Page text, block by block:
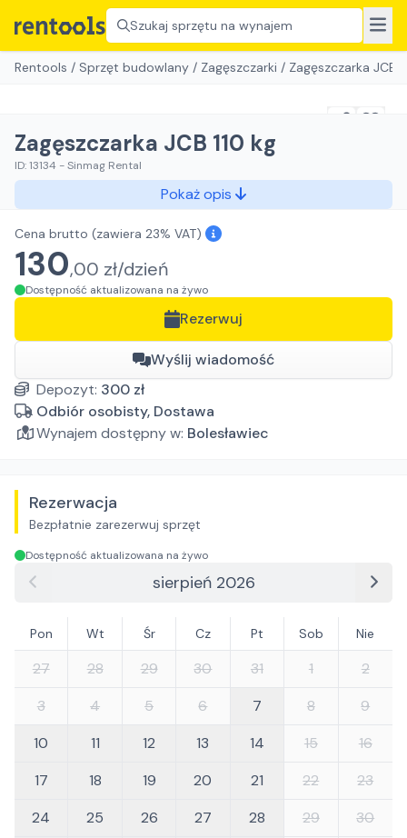
Szukaj sprzętu na wynajem
Rentools / Sprzęt budowlany / Zagęszczarki / Zagęszczarka JCB
Zagęszczarka JCB 110 kg
ID:13134 -Sinmag Rental
Pokaż opis
Cena brutto (zawiera 23% VAT)
130,00 zł/dzień
Dostępność aktualizowana na żywo
Rezerwuj
Wyślij wiadomość
Depozyt: 300 zł
Odbiór osobisty, Dostawa
Wynajem dostępny w: Bolesławiec
Rezerwacja
Bezpłatnie zarezerwuj sprzęt
Dostępność aktualizowana na żywo
sierpień 2026
Pon Wt Śr Cz Pt Sob Nie
27 28 29 30 31 1
2
3
4 5 6 7 8
9
10
11 12 13 14 15
16
17
18 19 20 21 22
23
24
25 26 27 28 29
30